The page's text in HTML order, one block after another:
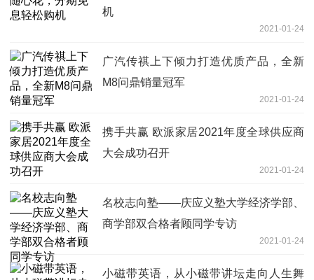
机
2021-01-24
广汽传祺上下倾力打造优质产品，全新
M8问鼎销量冠军
2021-01-24
携手共赢 欧派家居2021年度全球供应商
大会成功召开
2021-01-24
名校志向塾——庆应义塾大学经济学部、
商学部双合格者顾同学专访
2021-01-24
小磁带英语，从小磁带讲坛走向人生舞